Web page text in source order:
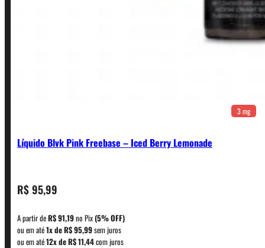
3 mg
Líquido Blvk Pink Freebase – Iced Berry Lemonade
R$95,99
A partir deR$91,19no Pix(5% OFF)
ou em até1x deR$95,99sem juros
ou em até12x deR$11,44com juros
CONTATO
WhatsApp: (11) 5229-0120